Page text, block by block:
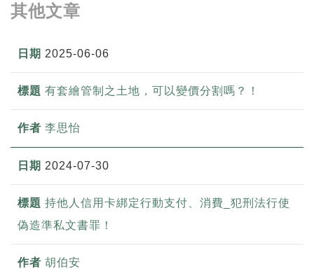
其他文章
2025-06-06
有套繪管制之土地，可以變價分割嗎？！
李思怡
2024-07-30
持他人信用卡綁定行動支付、消費_犯刑法行使
偽造準私文書罪！
胡伯安